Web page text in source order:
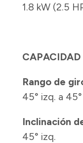
1.8 kW (2.5
CAPACIDAD
Rango de
45° izq. a
Inclinación
45° izq.